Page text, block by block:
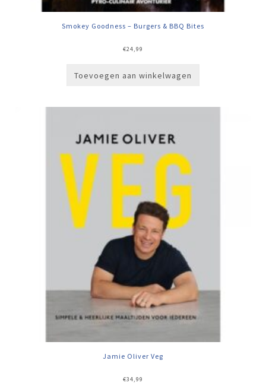
Smokey Goodness – Burgers & BBQ Bites
€24,99
Toevoegen aan winkelwagen
Jamie Oliver Veg
€34,99